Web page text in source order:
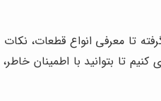
تا معرفی انواع قطعات، نکات
تا بتوانید با اطمینان خاطر،